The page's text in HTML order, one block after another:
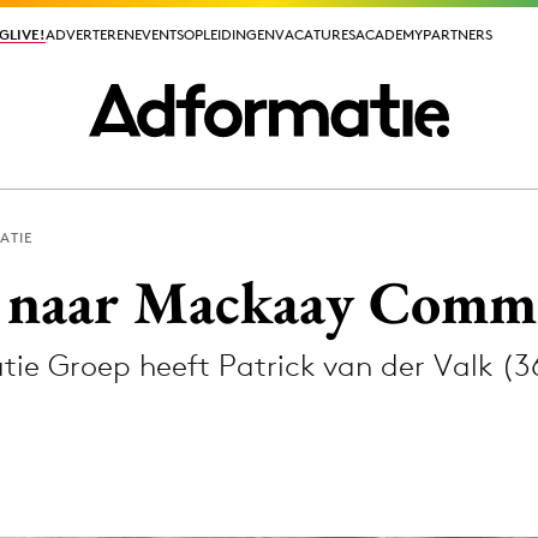
ADVERTERENEVENTSOPLEIDINGENVACATURESACADEMYPARTNERS
ADVERTERENEVENTSOPLEIDINGENVACATURESACADEMYPARTNERS
Mackaay
Groep heeft Patrick van der Valk